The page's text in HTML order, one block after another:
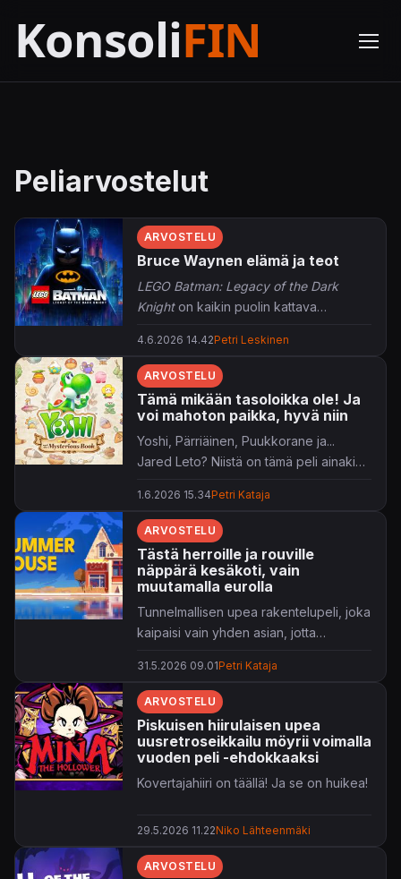
Peliarvostelut
ARVOSTELU
Bruce Waynen elämä ja teot
LEGO Batman: Legacy of the Dark
Knighton kaikin puolin kattava
teoista ja kumppaneista.
4.6.2026 14.42Petri Leskinen
ARVOSTELU
Tämä mikään tasoloikka ole! Ja
voi mahoton paikka, hyvä niin
Yoshi, Pärriäinen, Puukkorane ja...
Jared Leto? Niistä on tämä peli ainakin
1.6.2026 15.34Petri Kataja
ARVOSTELU
Tästä herroille ja rouville
näppärä kesäkoti, vain
muutamalla eurolla
Tunnelmallisen upea rakentelupeli, joka
kaipaisi vain yhden asian, jotta
31.5.2026 09.01Petri Kataja
ARVOSTELU
Piskuisen hiirulaisen upea
uusretroseikkailu möyrii voimalla
vuoden peli -ehdokkaaksi
Kovertajahiiri on täällä! Ja se on huikea!
29.5.2026 11.22Niko Lähteenmäki
ARVOSTELU